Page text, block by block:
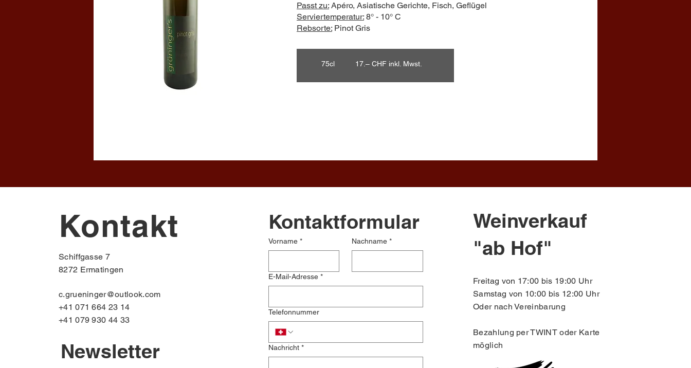
Passt zu: Apéro, Asiatische Gerichte, Fisch, Geflügel
Serviertemperatur: 8° - 10° C
Rebsorte: Pinot Gris
75cl 17.– CHF inkl. Mwst.
Kontakt
Schiffgasse 7
8272 Ermatingen
c.grueninger@outlook.com
+41 071 664 23 14
+41 079 930 44 33
Newsletter
Kontaktformular
Vorname * Nachname *
E-Mail-Adresse *
Telefonnummer
Nachricht *
Weinverkauf
"ab Hof"
Freitag von 17:00 bis 19:00 Uhr
Samstag von 10:00 bis 12:00 Uhr
Oder nach Vereinbarung
​Bezahlung per TWINT oder Karte
möglich